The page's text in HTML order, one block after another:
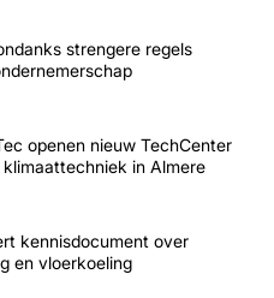
strengere regels
openen nieuw TechCenter
in Almere
kennisdocument over
en vloerkoeling